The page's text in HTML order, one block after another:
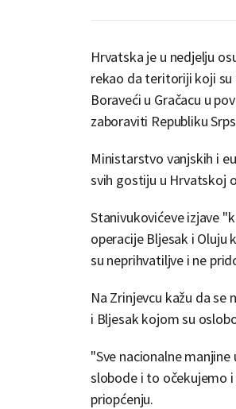
Hrvatska je u nedjelju
rekao da teritoriji koji su
Boraveći u Gračacu u
zaboraviti Republiku
Ministarstvo vanjskih i
svih gostiju u Hrvatskoj
Stanivukovićeve izjave
operacije Bljesak i Oluju
su neprihvatiljve i ne
Na Zrinjevcu kažu da
i Bljesak kojom su
"Sve nacionalne
slobode i to očekujemo i
priopćenju.